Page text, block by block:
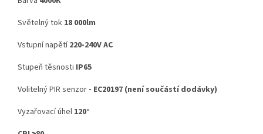
Světelný tok 18 000lm
Vstupní napětí220-240V AC
Stupeň těsnosti IP65
Volitelný PIR senzor - EC20197 (není součástí dodávky)
Vyzařovací úhel 120°